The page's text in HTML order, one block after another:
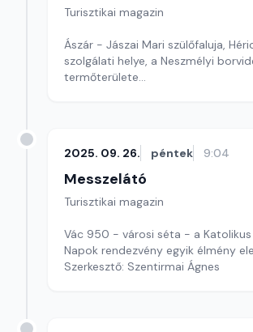
Turisztikai magazin
Ászár - Jászai Mari szülőfaluja,
szolgálati helye, a Neszmélyi
termőterülete
2025. 09. 26. péntek 9:04
Messzelátó
Turisztikai magazin
Vác 950 - városi séta - a Katolikus
Napok rendezvény egyik élmény
Szerkesztő: Szentirmai Ágnes